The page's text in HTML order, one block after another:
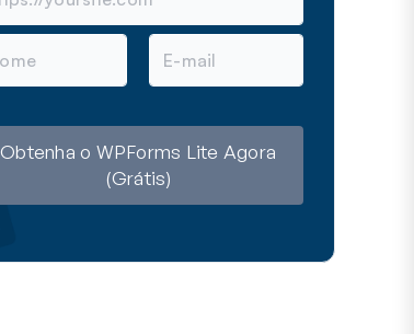
E
m
Obtenha o WPForms Lite Agora
(Grátis)